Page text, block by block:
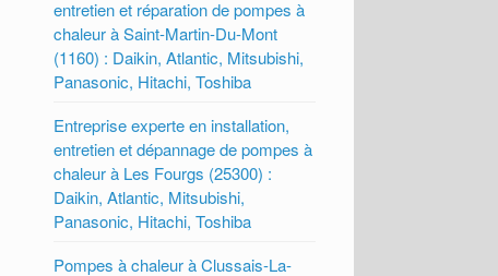
entretien et réparation de pompes à
chaleur à Saint-Martin-Du-Mont
(1160) : Daikin, Atlantic, Mitsubishi,
Panasonic, Hitachi, Toshiba
Entreprise experte en installation,
entretien et dépannage de pompes à
chaleur à Les Fourgs (25300) :
Daikin, Atlantic, Mitsubishi,
Panasonic, Hitachi, Toshiba
Pompes à chaleur à Clussais-La-